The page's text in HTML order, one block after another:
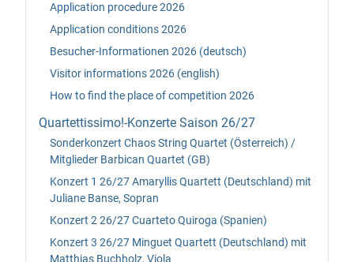
Application procedure 2026
Application conditions 2026
Besucher-Informationen 2026 (deutsch)
Visitor informations 2026 (english)
How to find the place of competition 2026
Quartettissimo!-Konzerte Saison 26/27
Sonderkonzert Chaos String Quartet (Österreich) /
Mitglieder Barbican Quartet (GB)
Konzert 1 26/27 Amaryllis Quartett (Deutschland) mit
Juliane Banse, Sopran
Konzert 2 26/27 Cuarteto Quiroga (Spanien)
Konzert 3 26/27 Minguet Quartett (Deutschland) mit
Matthias Buchholz, Viola